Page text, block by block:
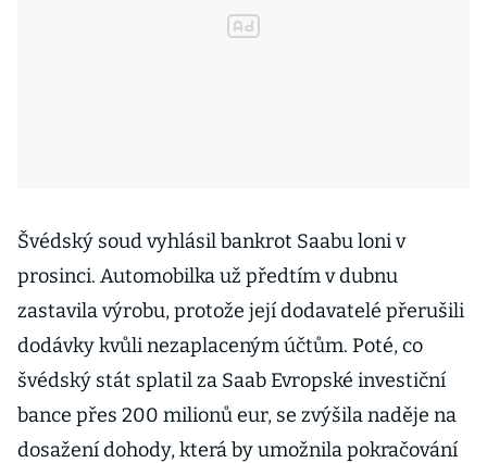
Švédský soud vyhlásil bankrot Saabu loni v
prosinci. Automobilka už předtím v dubnu
zastavila výrobu, protože její dodavatelé přerušili
dodávky kvůli nezaplaceným účtům. Poté, co
švédský stát splatil za Saab Evropské investiční
bance přes 200 milionů eur, se zvýšila naděje na
dosažení dohody, která by umožnila pokračování